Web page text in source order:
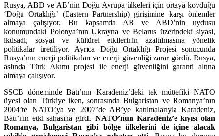
Rusya, ABD ve AB’nin Doğu Avrupa ülkeleri için ortaya koyduğu
‘Doğu Ortaklığı’ (Eastern Partnership) girişimine karşı önlemler
almaya çalışıyor. Bu kapsamda AB ve ABD’nin uydusu
konumundaki Polonya’nın Ukrayna ve Belarus üzerindeki siyasi,
iktisadi, sosyal ve kültürel etkilerinin azaltılmasına yönelik
politikalar üretiliyor. Ayrıca Doğu Ortaklığı Projesi sonucunda
Rusya’nın enerji politikaları ve enerji güvenliği zarar gördü. Rusya,
aslında Türk Akımı projesi ile enerji güvenliğini garanti altına
almaya çalışıyor.
SSCB döneminde Batı’nın Karadeniz’deki tek müttefiki NATO
üyesi olan Türkiye iken, sonrasında Bulgaristan ve Romanya’nın
2004’te NATO’ya ve 2007’de AB’ye katılmalarıyla Karadeniz,
Batı’nın etki sahasına girdi. NATO’nun Karadeniz’e kıyısı olan
Romanya, Bulgaristan gibi bölge ülkelerini de içine alacak